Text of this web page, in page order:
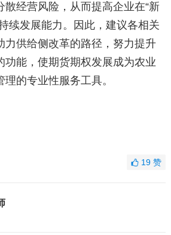
散经营风险，从而提高企业在“新
续发展能力。因此，建议各相关
力供给侧改革的路径，努力提升
功能，使期货期权发展成为农业
的专业性服务工具。
19赞